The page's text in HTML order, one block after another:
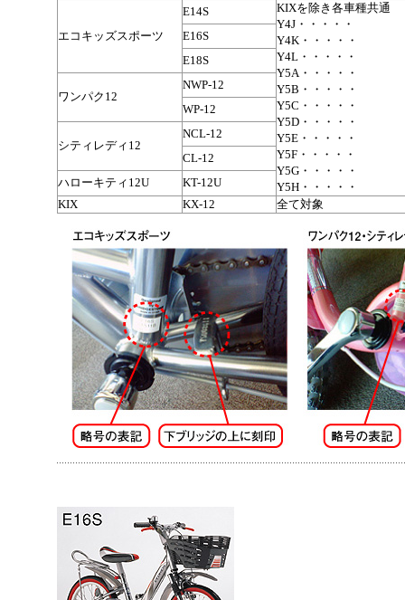
エコキッズスポーツ
E14S
KIXを除き各車種共通
Y4J・・・・・
Y4K・・・・・
Y4L・・・・・
Y5A・・・・・
Y5B・・・・・
Y5C・・・・・
Y5D・・・・・
Y5E・・・・・
Y5F・・・・・
Y5G・・・・・
Y5H・・・・・
E16S
E18S
ワンパク12
NWP-12
WP-12
シティレディ12
NCL-12
CL-12
ハローキティ12U
KT-12U
KIX
KX-12 全て対象